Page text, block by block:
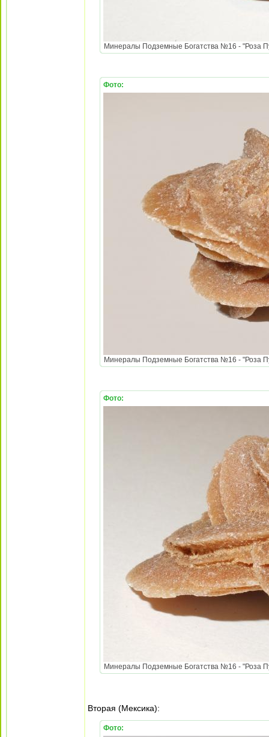
Минералы Подземные Богатства №16 - "Роза
Фото:
Минералы Подземные Богатства №16 - "Роза
Фото:
Минералы Подземные Богатства №16 - "Роза
Вторая (Мексика):
Фото: